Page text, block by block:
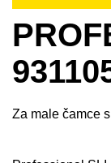
Za male čamce